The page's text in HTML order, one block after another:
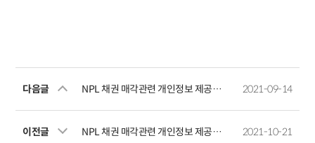
다음글 NPL 채권 매각관련 개인정보 제공예정사실 공지 2021-09-14
이전글 NPL 채권 매각관련 개인정보 제공예정사실 공지 2021-10-21